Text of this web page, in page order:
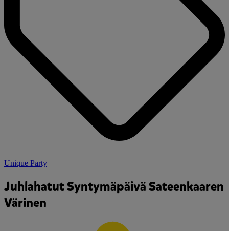
Unique Party
Juhlahatut Syntymäpäivä Sateenkaaren
Värinen